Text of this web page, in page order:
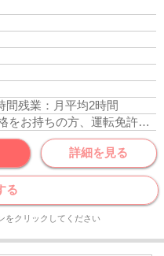
間残業：月平均2時間
介護支援専門員の資格をお持ちの方、運転免許あれば尚可
詳細を見る
る
をクリックしてください